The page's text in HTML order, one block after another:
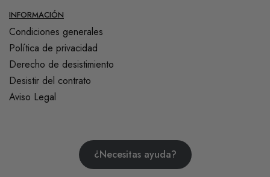
INFORMACIÓN
Condiciones generales
Política de privacidad
Derecho de desistimiento
Desistir del contrato
Aviso Legal
¿Necesitas ayuda?